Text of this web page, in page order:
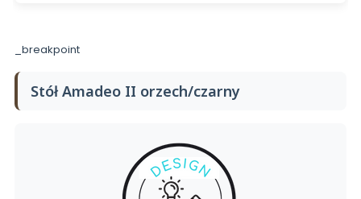
_breakpoint
Stół Amadeo II orzech/czarny